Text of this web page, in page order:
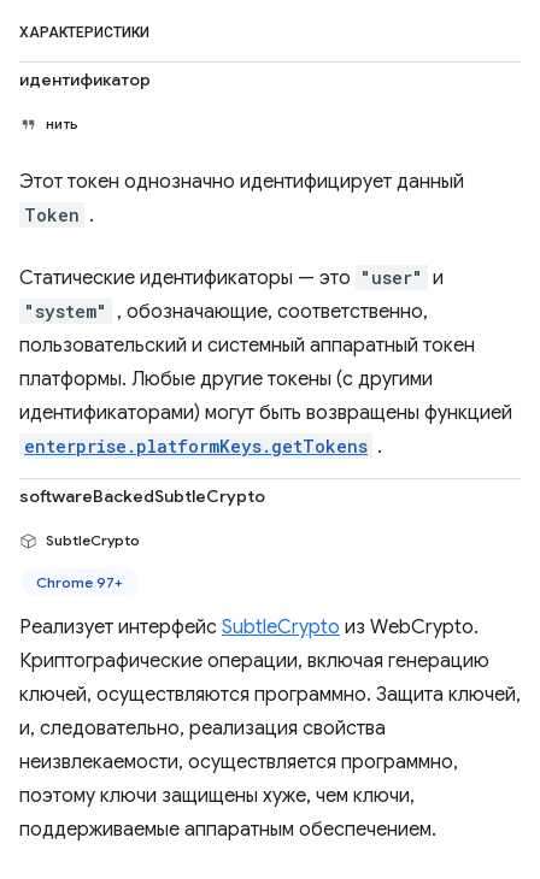
ХАРАКТЕРИСТИКИ
идентификатор
нить
Этот токен однозначно идентифицирует данный
Token .
Статические идентификаторы — это "user" и
"system"
, обозначающие, соответственно,
пользовательский и системный аппаратный токен
платформы. Любые другие токены (с другими
идентификаторами) могут быть возвращены функцией
enterprise.platformKeys.getTokens .
softwareBackedSubtleCrypto
SubtleCrypto
Chrome 97+
Реализует интерфейс SubtleCrypto из WebCrypto.
Криптографические операции, включая генерацию
ключей, осуществляются программно. Защита ключей,
и, следовательно, реализация свойства
неизвлекаемости, осуществляется программно,
поэтому ключи защищены хуже, чем ключи,
поддерживаемые аппаратным обеспечением.